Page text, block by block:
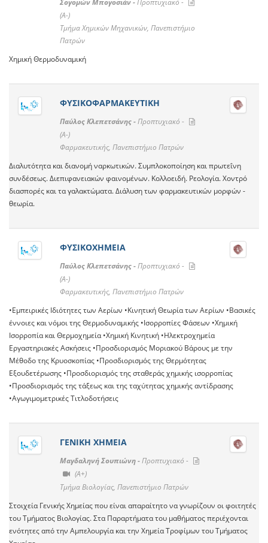
Σογομών Μπογοσιάν -Προπτυχιακό -
(A-)
Τμήμα Χημικών Μηχανικών, Πανεπιστήμιο
Πατρών
Χημική Θερμοδυναμική
ΦΥΣΙΚΟΦΑΡΜΑΚΕΥΤΙΚΗ
Παύλος Κλεπετσάνης -Προπτυχιακό -
(A-)
Φαρμακευτικής, Πανεπιστήμιο Πατρών
Διαλυτότητα και διανομή ναρκωτικών. Συμπλοκοποίηση και πρωτεΐνη
συνδέσεως. Διεπιφανειακών φαινομένων. Κολλοειδή. Ρεολογία. Χοντρό
διασπορές και τα γαλακτώματα. Διάλυση των φαρμακευτικών μορφών -
θεωρία.
ΦΥΣΙΚΟΧΗΜΕΙΑ
Παύλος Κλεπετσάνης -Προπτυχιακό -
(A-)
Φαρμακευτικής, Πανεπιστήμιο Πατρών
•Εμπειρικές Ιδιότητες των Αερίων •Κινητική Θεωρία των Αερίων •Βασικές
έννοιες και νόμοι της Θερμοδυναμικής •Ισορροπίες Φάσεων •Χημική
Ισορροπία και Θερμοχημεία •Χημική Κινητική •Ηλεκτροχημεία
Εργαστηριακές Ασκήσεις •Προσδιορισμός Μοριακού Βάρους με την
Μέθοδο της Κρυοσκοπίας •Προσδιορισμός της Θερμότητας
Εξουδετέρωσης •Προσδιορισμός της σταθεράς χημικής ισορροπίας
•Προσδιορισμός της τάξεως και της ταχύτητας χημικής αντίδρασης
•Αγωγιμομετρικές Τιτλοδοτήσεις
ΓΕΝΙΚΗ ΧΗΜΕΙΑ
Μαγδαληνή Σουπιώνη -Προπτυχιακό -
(A+)
Τμήμα Βιολογίας, Πανεπιστήμιο Πατρών
Στοιχεία Γενικής Χημείας που είναι απαραίτητο να γνωρίζουν οι φοιτητές
του Τμήματος Βιολογίας. Στα Παραρτήματα του μαθήματος περιέχονται
ενότητες από την Αμπελουργία και την Χημεία Τροφίμων του Τμήματος